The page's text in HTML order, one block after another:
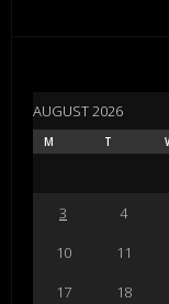
AUGUST 2026
M T
3
4
10
11
17
18